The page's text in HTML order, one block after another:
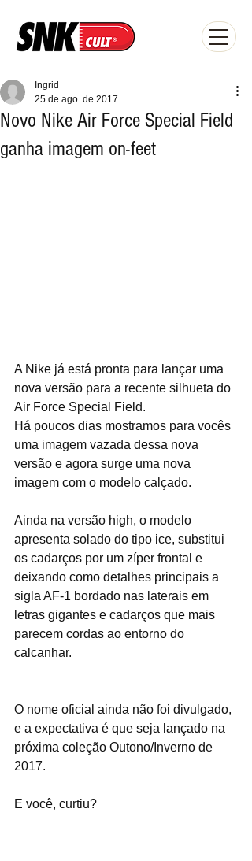
Novo Nike Air Force Special Field
ganha imagem on-feet
Ingrid
25 de ago. de 2017
A Nike já está pronta para lançar uma
nova versão para a recente silhueta do
Air Force Special Field.
Há poucos dias mostramos para vocês
uma imagem vazada dessa nova
versão e agora surge uma nova
imagem com o modelo calçado.
Ainda na versão high, o modelo
apresenta solado do tipo ice, substitui
os cadarços por um zíper frontal e
deixando como detalhes principais a
sigla AF-1 bordado nas laterais em
letras gigantes e cadarços que mais
parecem cordas ao entorno do
calcanhar.
O nome oficial ainda não foi divulgado,
e a expectativa é que seja lançado na
próxima coleção Outono/Inverno de
2017.
E você, curtiu?